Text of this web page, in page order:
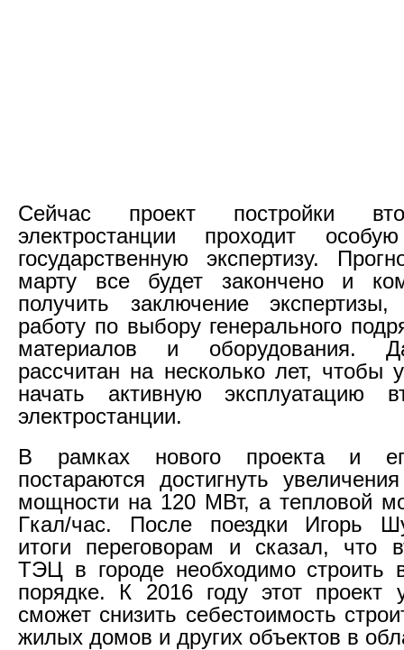
Сейчас проект постройки
электростанции проходит
государственную экспертизу.
марту все будет закончено и
получить заключение
работу по выбору генерального
материалов и оборудования.
рассчитан на несколько лет, чтобы
начать активную эксплуатацию
электростанции.
В рамках нового проекта и
постараются достигнуть
мощности на 120 МВт, а тепловой
Гкал/час. После поездки Игорь
итоги переговорам и сказал, что
ТЭЦ в городе необходимо строить
порядке. К 2016 году этот проект
сможет снизить себестоимость
жилых домов и других объектов в